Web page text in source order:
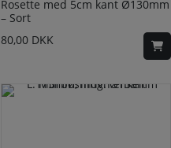
Rosette med 5cm kant Ø130mm
– Sort
80,00 DKK